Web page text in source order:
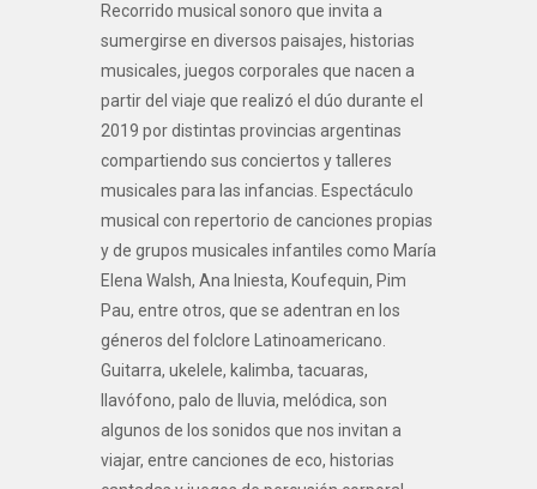
Recorrido musical sonoro que invita a
sumergirse en diversos paisajes, historias
musicales, juegos corporales que nacen a
partir del viaje que realizó el dúo durante el
2019 por distintas provincias argentinas
compartiendo sus conciertos y talleres
musicales para las infancias. Espectáculo
musical con repertorio de canciones propias
y de grupos musicales infantiles como María
Elena Walsh, Ana Iniesta, Koufequin, Pim
Pau, entre otros, que se adentran en los
géneros del folclore Latinoamericano.
Guitarra, ukelele, kalimba, tacuaras,
llavófono, palo de lluvia, melódica, son
algunos de los sonidos que nos invitan a
viajar, entre canciones de eco, historias